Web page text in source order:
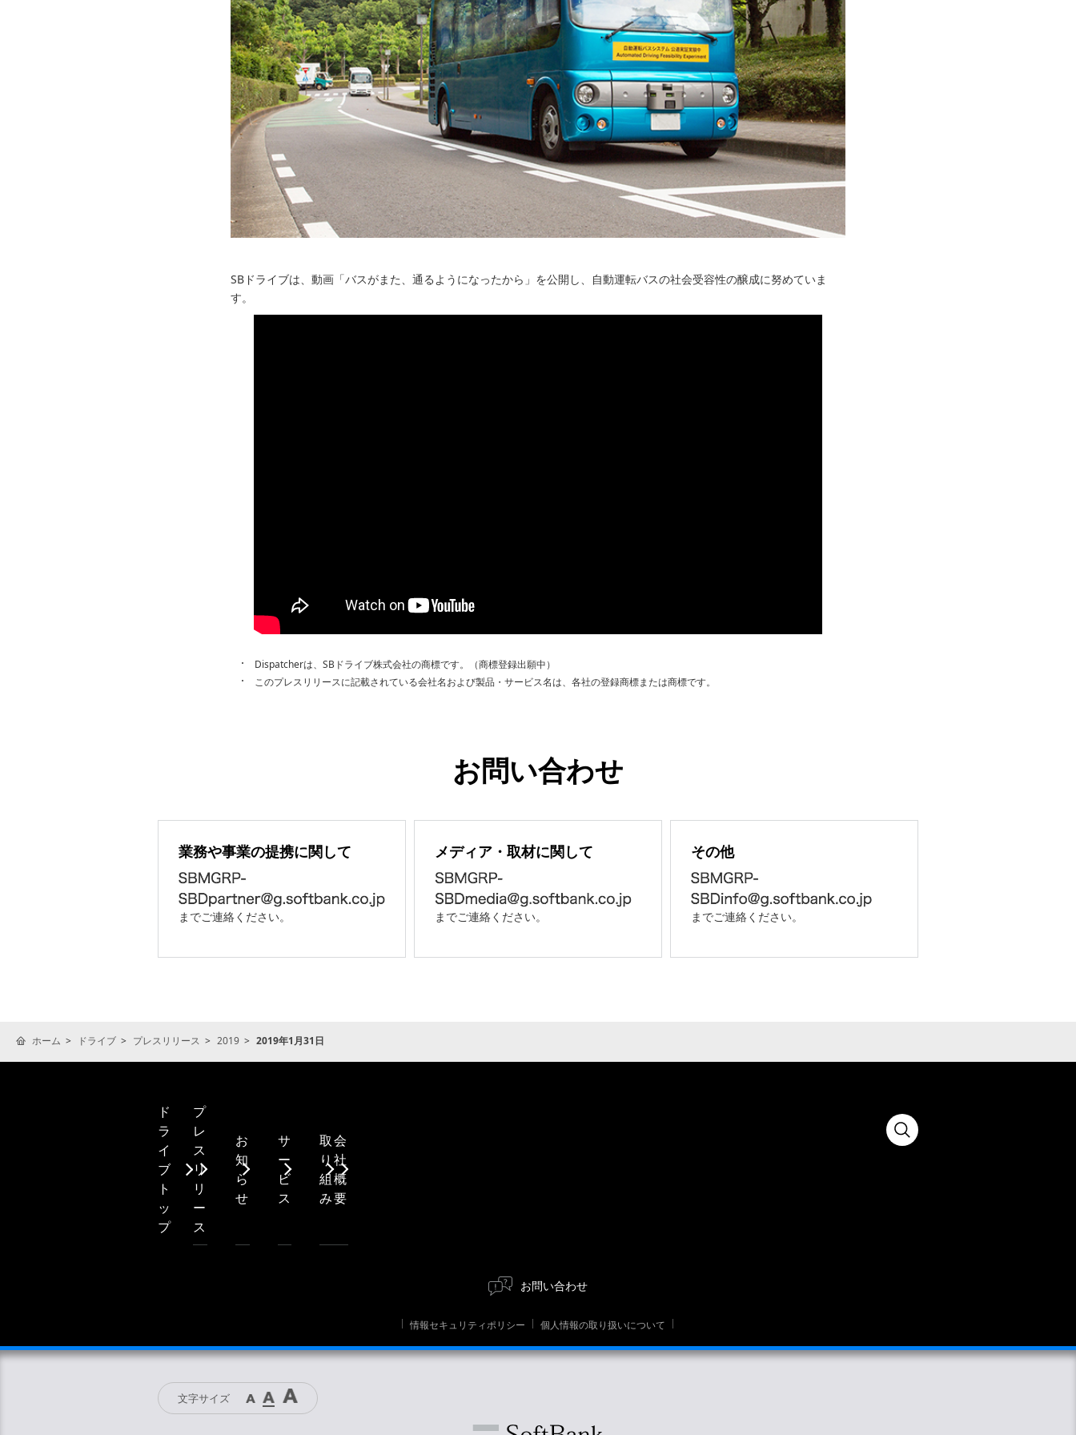
SBドライブは、動画「バスがまた、通るようになったから」を公開し、自動運転バスの社会受容性の醸成に努めていま
す。
Dispatcherは、SBドライブ株式会社の商標です。（商標登録出願中）
このプレスリリースに記載されている会社名および製品・サービス名は、各社の登録商標または商標です。
お問い合わせ
業務や事業の提携に関して
までご連絡ください。
メディア・取材に関して
までご連絡ください。
その他
までご連絡ください。
ホーム ドライブ プレスリリース 2019 2019年1月31日
ド
ラ
イ
ブ
ト
ッ
プ
プ
レ
ス
リ
リ
ー
ス
お
知
ら
せ
サ
ー
ビ
ス
取
り
組
み
会
社
概
要
お問い合わせ
情報セキュリティポリシー 個人情報の取り扱いについて
文字サイズ